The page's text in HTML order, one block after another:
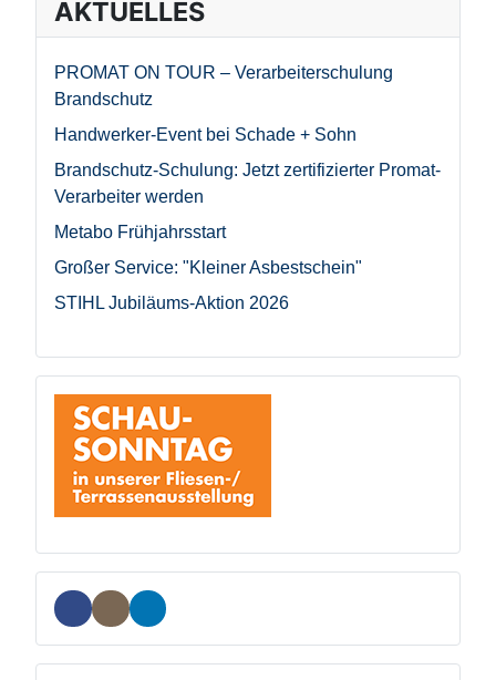
AKTUELLES
PROMAT ON TOUR – Verarbeiterschulung
Brandschutz
Handwerker-Event bei Schade + Sohn
Brandschutz-Schulung: Jetzt zertifizierter Promat-
Verarbeiter werden
Metabo Frühjahrsstart
Großer Service: "Kleiner Asbestschein"
STIHL Jubiläums-Aktion 2026